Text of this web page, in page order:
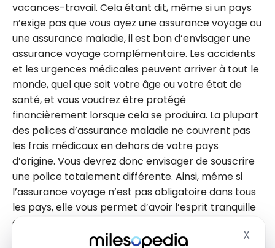
X
vacances-travail. Cela étant dit, même si un pays
n’exige pas que vous ayez une assurance voyage ou
une assurance maladie, il est bon d’envisager une
assurance voyage complémentaire. Les accidents
et les urgences médicales peuvent arriver à tout le
monde, quel que soit votre âge ou votre état de
santé, et vous voudrez être protégé
financièrement lorsque cela se produira. La plupart
des polices d’assurance maladie ne couvrent pas
les frais médicaux en dehors de votre pays
d’origine. Vous devrez donc envisager de souscrire
une police totalement différente. Ainsi, même si
l’assurance voyage n’est pas obligatoire dans tous
les pays, elle vous permet d’avoir l’esprit tranquille
en cas d’accident ou d’urgence médicale.